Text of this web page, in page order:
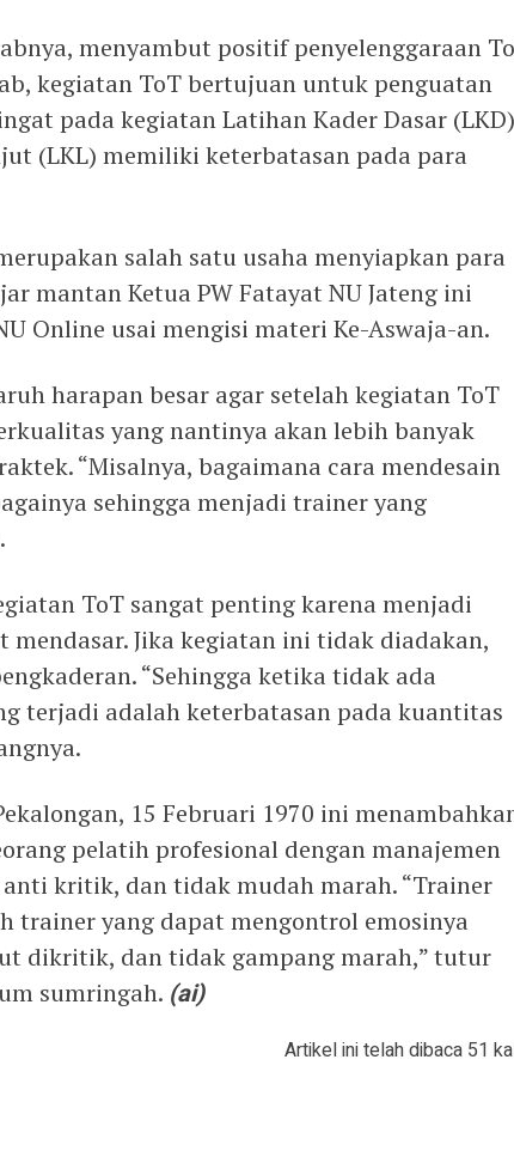
menyambut positif penyelenggaraan
kegiatan ToT bertujuan untuk penguatan
pada kegiatan Latihan Kader Dasar (LKD)
(LKL) memiliki keterbatasan pada para
salah satu usaha menyiapkan para
mantan Ketua PW Fatayat NU Jateng ini
Online usai mengisi materi Ke-Aswaja-an.
harapan besar agar setelah kegiatan ToT
yang nantinya akan lebih banyak
“Misalnya, bagaimana cara mendesain
sehingga menjadi trainer yang
ToT sangat penting karena menjadi
mendasar. Jika kegiatan ini tidak diadakan,
“Sehingga ketika tidak ada
terjadi adalah keterbatasan pada kuantitas
15 Februari 1970 ini
pelatih profesional dengan manajemen
kritik, dan tidak mudah marah. “Trainer
trainer yang dapat mengontrol emosinya
dikritik, dan tidak gampang marah,” tutur
sumringah. (ai)
Artikel ini telah dibaca 51